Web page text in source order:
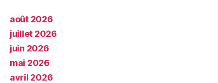
août 2026
juillet 2026
juin 2026
mai 2026
avril 2026